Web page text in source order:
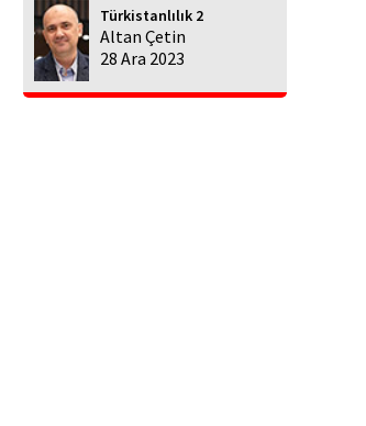
Türkistanlılık 2
Altan Çetin
28 Ara 2023